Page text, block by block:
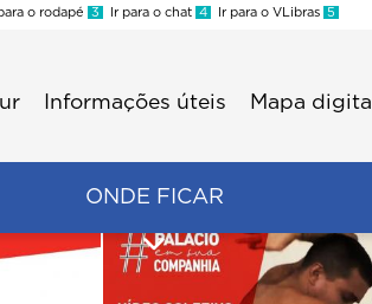
o rodapé 3 Ir para o chat 4 Ir para o VLibras 5
Informações úteis Mapa digital
ONDE FICAR